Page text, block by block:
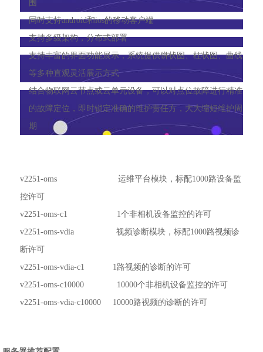
围
同时支持android和ios的移动客户端
支持多级架构，分布式部署
支持丰富的界面功能展示，系统提供饼状图、柱状图、曲线
等多种直观灵活展示方式
结合物联网云节点或云单元设备，可以对点位故障进行精准
的故障定位，即时锁定准确的维护责任方，大大缩短维护周
期
v2251-oms 运维平台模块，标配1000路设备监
控许可
v2251-oms-c1 1个非相机设备监控的许可
v2251-oms-vdia 视频诊断模块，标配1000路视频诊
断许可
v2251-oms-vdia-c1 1路视频的诊断的许可
v2251-oms-c10000 10000个非相机设备监控的许可
v2251-oms-vdia-c10000 10000路视频的诊断的许可